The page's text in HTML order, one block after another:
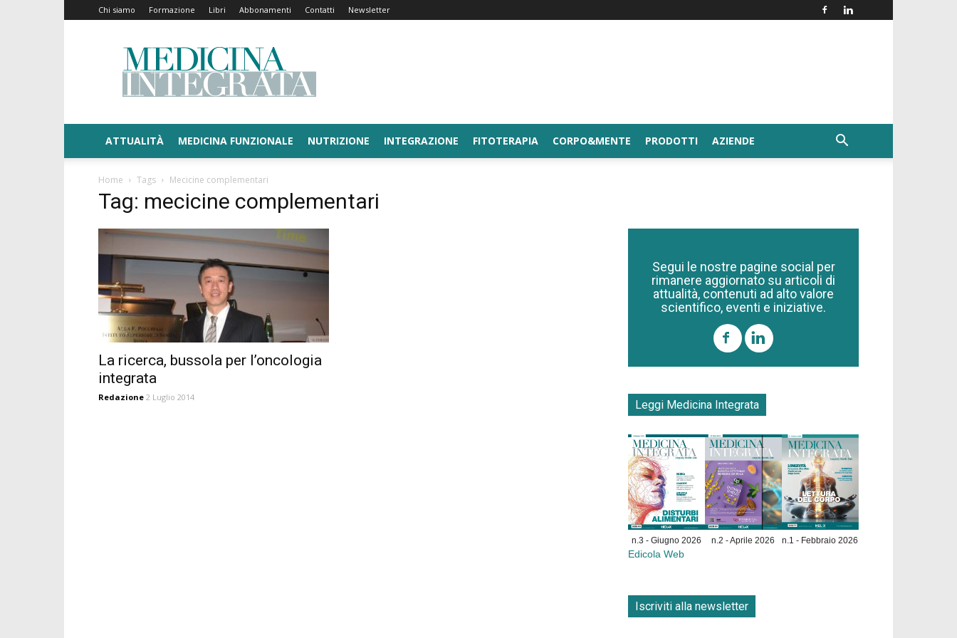
Chi siamo Formazione Libri Abbonamenti Contatti Newsletter
Medicina
Integrata
ATTUALITÀ MEDICINA FUNZIONALE NUTRIZIONE INTEGRAZIONE FITOTERAPIA CORPO&MENTE PRODOTTI AZIENDE
Home Tags Mecicine complementari
Tag: mecicine complementari
La ricerca, bussola per l’oncologia
integrata
Redazione 2 Luglio 2014
Segui le nostre pagine social per
rimanere aggiornato su articoli di
attualità, contenuti ad alto valore
scientifico, eventi e iniziative.
Leggi Medicina Integrata
n.3 - Giugno 2026 n.2 - Aprile 2026 n.1 - Febbraio 2026
Edicola Web
Iscriviti alla newsletter